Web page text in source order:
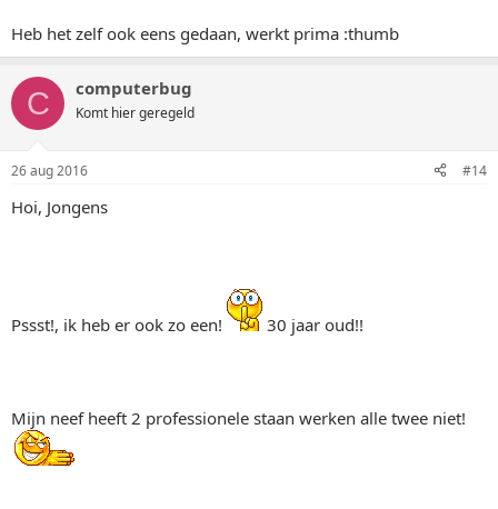
Heb het zelf ook eens gedaan, werkt prima :thumb
C computerbug
Komt hier geregeld
26 aug 2016 #14
Hoi, Jongens
Pssst!, ik heb er ook zo een! 30 jaar oud!!
Mijn neef heeft 2 professionele staan werken alle twee niet!